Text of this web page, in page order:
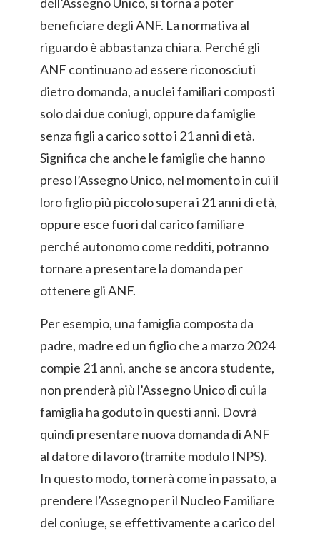
beneficiare degli ANF. La normativa al
riguardo è abbastanza chiara. Perché gli
ANF continuano ad essere riconosciuti
dietro domanda, a nuclei familiari composti
solo dai due coniugi, oppure da famiglie
senza figli a carico sotto i 21 anni di età.
Significa che anche le famiglie che hanno
preso l’Assegno Unico, nel momento in cui il
loro figlio più piccolo supera i 21 anni di età,
oppure esce fuori dal carico familiare
perché autonomo come redditi, potranno
tornare a presentare la domanda per
ottenere gli ANF.
Per esempio, una famiglia composta da
padre, madre ed un figlio che a marzo 2024
compie 21 anni, anche se ancora studente,
non prenderà più l’Assegno Unico di cui la
famiglia ha goduto in questi anni. Dovrà
quindi presentare nuova domanda di ANF
al datore di lavoro (tramite modulo INPS).
In questo modo, tornerà come in passato, a
prendere l’Assegno per il Nucleo Familiare
del coniuge, se effettivamente a carico del